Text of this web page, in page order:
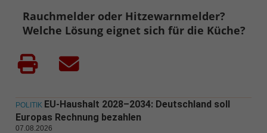
Rauchmelder oder Hitzewarnmelder?
Welche Lösung eignet sich für die Küche?
POLITIK EU-Haushalt 2028–2034: Deutschland soll
Europas Rechnung bezahlen
07.08.2026